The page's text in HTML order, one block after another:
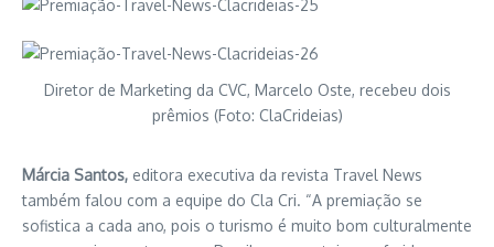
Diretor de Marketing da CVC, Marcelo Oste, recebeu dois
prêmios (Foto: ClaCrideias)
Márcia Santos, editora executiva da revista Travel News
também falou com a equipe do Cla Cri. “A premiação se
sofistica a cada ano, pois o turismo é muito bom culturalmente